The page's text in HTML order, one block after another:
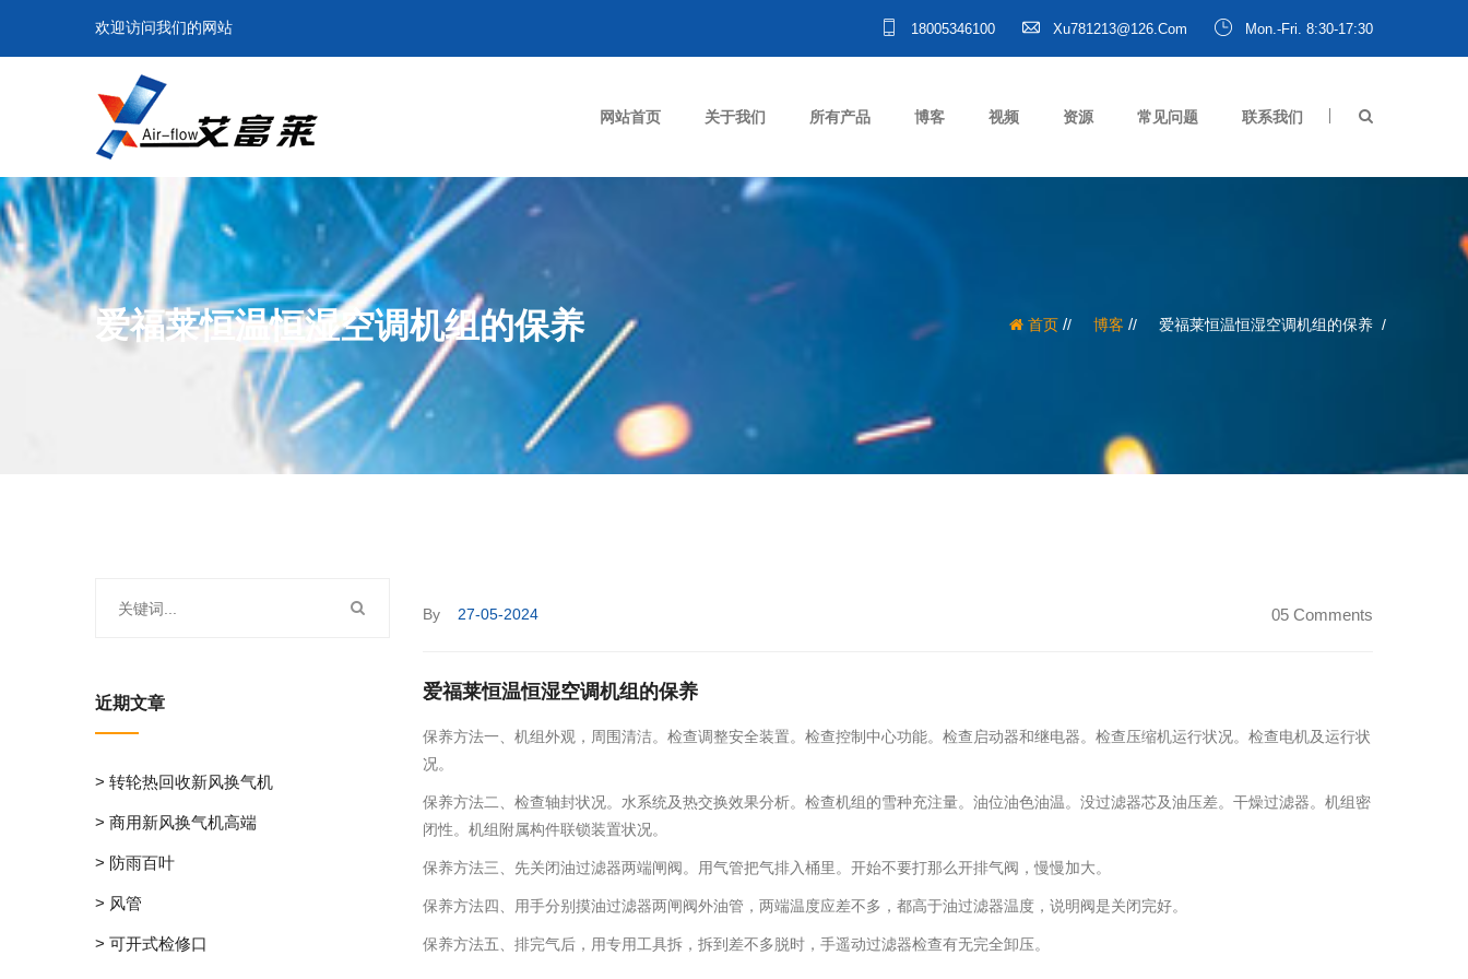
欢迎访问我们的网站 18005346100 Xu781213@126.com Mon.-Fri. 8:30-17:30
网站首页 关于我们 所有产品 博客 视频 资源 常见问题 联系我们
爱福莱恒温恒湿空调机组的保养 首页 / 博客 / 爱福莱恒温恒湿空调机组的保养
By 27-05-2024 05 Comments
爱福莱恒温恒湿空调机组的保养
保养方法一、机组外观，周 围清洁。检查调整安全装置。 检查控制中心功能。检查启动器和继电器。检查压缩机运行状况。检查电机及运行状
况。
保养方法二、检查轴封状况。水系统及热交换效果分析。检查机组的雪种充注量。油位油色油温。没过滤器芯及油压差。干燥过滤器。机组密
闭性。机组附属构件联锁装置状况。
保养方法三、先关闭油过滤器两端闸阀。用气管把气排入桶里。开始不要打那么开排气阀，慢慢加大。
保养方法四、用手分别摸油过滤器两闸阀外油管，两端温度应差不多，都高于油过滤器温度，说明阀是关闭完好。
保养方法五、排完气后，用专用工具拆，拆到差不多脱时 ，手遥动过滤器检查有无完全卸压。
近期文章
> 转轮热回收新风换气机
> 商用新风换气机高端
> 防雨百叶
> 风管
> 可开式检修口